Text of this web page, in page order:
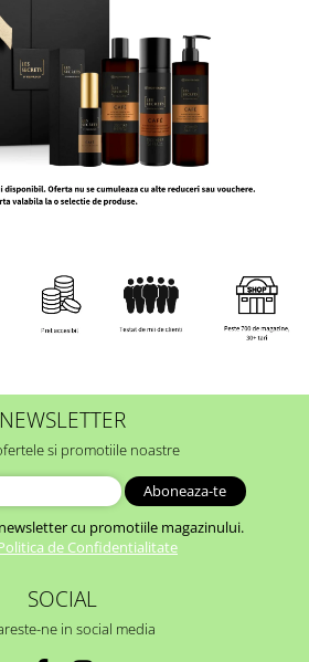
NEWSLETTER
si promotiile noastre
cu promotiile magazinului.
de Confidentialitate
SOCIAL
ne in social media